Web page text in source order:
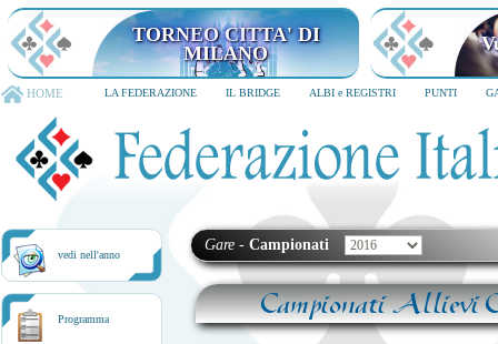
TORNEO CITTA' DI
MILANO
HOME LA FEDERAZIONE IL BRIDGE ALBI e REGISTRI PUNTI
vedi nell'anno
Programma
Gare - Campionati
Campionati Allievi